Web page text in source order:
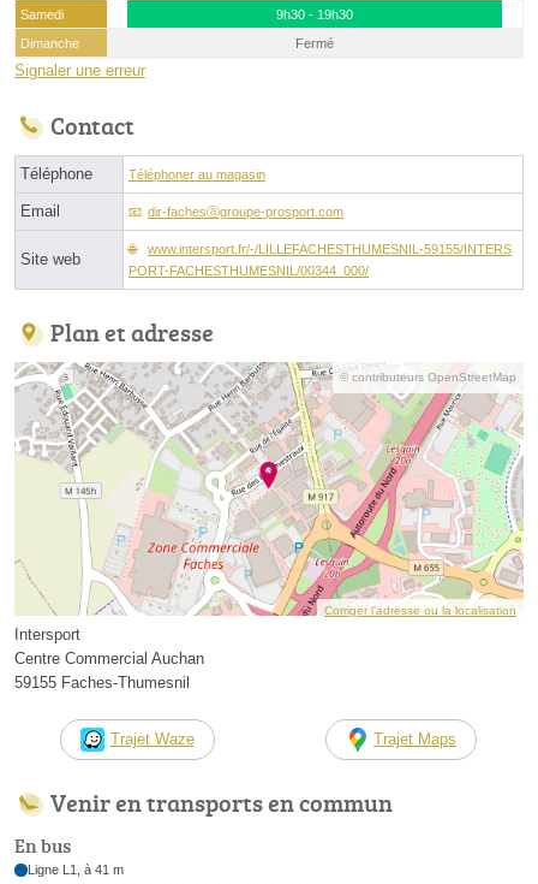
Samedi
9h30 - 19h30
Dimanche
Fermé
Signaler une erreur
Contact
Téléphone Téléphoner au magasin
Email dir-fachesⓐgroupe-prosport.com
Site web
www.intersport.fr/-/LILLEFACHESTHUMESNIL-59155/INTERS
PORT-FACHESTHUMESNIL/00344_000/
Plan et adresse
© contributeurs OpenStreetMap
Corriger l’adresse ou la localisation
Intersport
Centre Commercial Auchan
59155 Faches-Thumesnil
Trajet Waze Trajet Maps
Venir en transports en commun
En bus
Ligne L1, à 41 m